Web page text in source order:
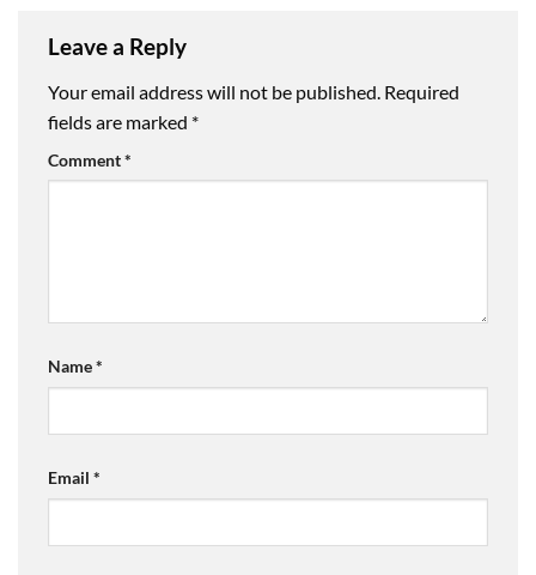
Leave a Reply
Your email address will not be published. Required
fields are marked *
Comment*
Name*
Email *